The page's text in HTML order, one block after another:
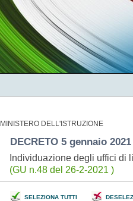
MINISTERO DELL'ISTRUZIONE
DECRETO 5 gennaio 2021
Individuazione degli uffici di
(GU n.48 del 26-2-2021 )
SELEZIONA TUTTI